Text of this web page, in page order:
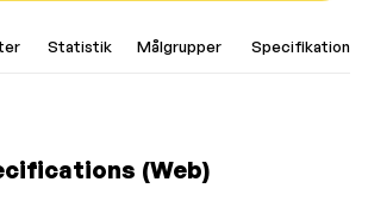
Statistik Målgrupper Specifikationer
(Web)